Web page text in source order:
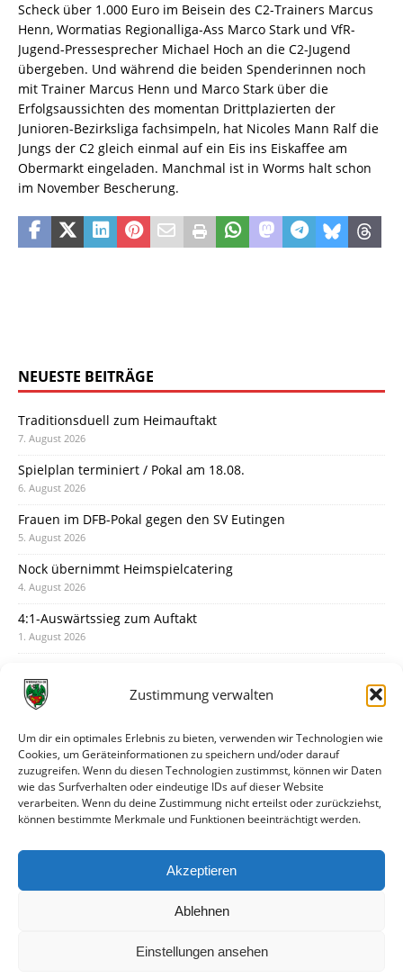
Zustimmung verwalten
Um dir ein optimales Erlebnis zu bieten, verwenden wir Technologien wie
Cookies, um Geräteinformationen zu speichern und/oder darauf
zuzugreifen. Wenn du diesen Technologien zustimmst, können wir Daten
wie das Surfverhalten oder eindeutige IDs auf dieser Website
verarbeiten. Wenn du deine Zustimmung nicht erteilst oder zurückziehst,
können bestimmte Merkmale und Funktionen beeinträchtigt werden.
Akzeptieren
Ablehnen
Einstellungen ansehen
Scheck über 1.000 Euro im Beisein des C2-Trainers Marcus
Henn, Wormatias Regionalliga-Ass Marco Stark und VfR-
Jugend-Pressesprecher Michael Hoch an die C2-Jugend
übergeben. Und während die beiden Spenderinnen noch
mit Trainer Marcus Henn und Marco Stark über die
Erfolgsaussichten des momentan Drittplazierten der
Junioren-Bezirksliga fachsimpeln, hat Nicoles Mann Ralf die
Jungs der C2 gleich einmal auf ein Eis ins Eiskaffee am
Obermarkt eingeladen. Manchmal ist in Worms halt schon
im November Bescherung.
NEUESTE BEITRÄGE
Traditionsduell zum Heimauftakt
7. August 2026
Spielplan terminiert / Pokal am 18.08.
6. August 2026
Frauen im DFB-Pokal gegen den SV Eutingen
5. August 2026
Nock übernimmt Heimspielcatering
4. August 2026
4:1-Auswärtssieg zum Auftakt
1. August 2026
31. Juli 2026
30. Juli 2026
Deine Spielminute: 89+1
28. Juli 2026
Neuer Rückensponsor
Neue Podcast-Folge: So tickt Björn!
27. Juli 2026